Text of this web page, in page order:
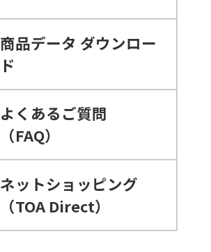
商品データ ダウンロー
ド
よくあるご質問
（FAQ）
ネットショッピング
（TOA Direct）